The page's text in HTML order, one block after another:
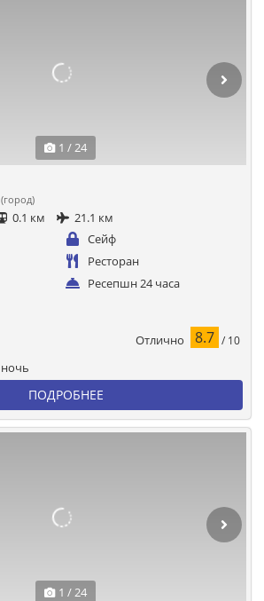
1 / 24
0.1 км
21.1 км
Сейф
Ресторан
Ресепшн 24 часа
Отлично 8.7 / 10
ночь
ПОДРОБНЕЕ
1 / 24